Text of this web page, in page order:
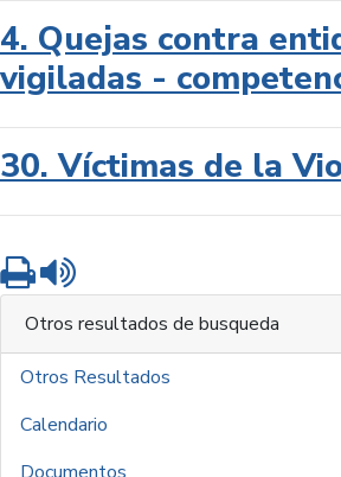
4. Quejas contra
vigiladas -
30. Víctimas de la
Imprimir
Otros resultados de busqueda
Otros Resultados
Calendario